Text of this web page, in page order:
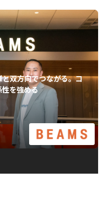
双方向でつながる。コ
を強める